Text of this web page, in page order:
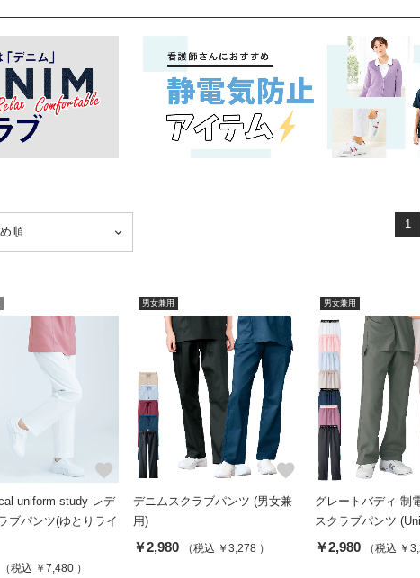
1
favorite
uniform study レデ
ブパンツ(ゆとりライ
（税込 ￥7,480 ）
男女兼用
favorite
デニムスクラブパンツ (男女兼
用)
￥2,980 （税込 ￥3,278 ）
男女兼用
グレートバディ 制
スクラブパンツ
￥2,980 （税込 ￥